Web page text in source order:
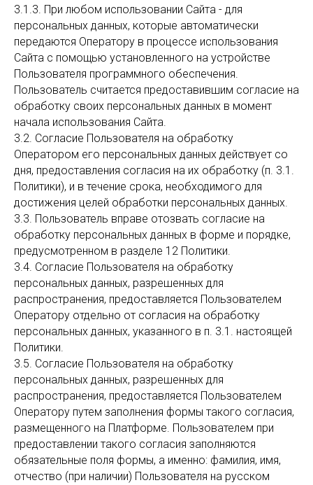
3.1.3. При любом использовании Сайта - для
персональных данных, которые автоматически
передаются Оператору в процессе использования
Сайта с помощью установленного на устройстве
Пользователя программного обеспечения.
Пользователь считается предоставившим согласие на
обработку своих персональных данных в момент
начала использования Сайта.
3.2. Согласие Пользователя на обработку
Оператором его персональных данных действует со
дня, предоставления согласия на их обработку (п. 3.1.
Политики), и в течение срока, необходимого для
достижения целей обработки персональных данных.
3.3. Пользователь вправе отозвать согласие на
обработку персональных данных в форме и порядке,
предусмотренном в разделе 12 Политики.
3.4. Согласие Пользователя на обработку
персональных данных, разрешенных для
распространения, предоставляется Пользователем
Оператору отдельно от согласия на обработку
персональных данных, указанного в п. 3.1. настоящей
Политики.
3.5. Согласие Пользователя на обработку
персональных данных, разрешенных для
распространения, предоставляется Пользователем
Оператору путем заполнения формы такого согласия,
размещенного на Платформе. Пользователем при
предоставлении такого согласия заполняются
обязательные поля формы, а именно: фамилия, имя,
отчество (при наличии) Пользователя на русском